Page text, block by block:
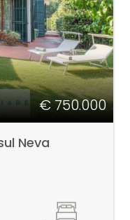
€ 750.000
Neva